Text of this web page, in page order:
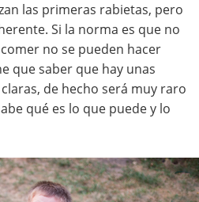
las primeras rabietas, pero
Si la norma es que no
no se pueden hacer
que saber que hay unas
de hecho será muy raro
qué es lo que puede y lo